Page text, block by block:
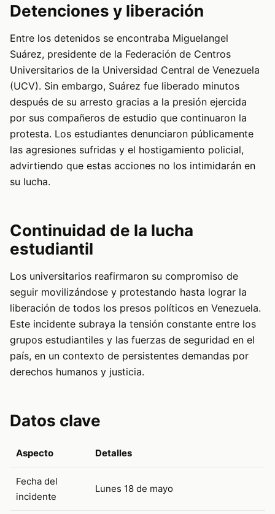
Detenciones y liberación
Entre los detenidos se encontraba Miguelangel
Suárez, presidente de la Federación de Centros
Universitarios de la Universidad Central de Venezuela
(UCV). Sin embargo, Suárez fue liberado minutos
después de su arresto gracias a la presión ejercida
por sus compañeros de estudio que continuaron la
protesta. Los estudiantes denunciaron públicamente
las agresiones sufridas y el hostigamiento policial,
advirtiendo que estas acciones no los intimidarán en
su lucha.
Continuidad de la lucha
estudiantil
Los universitarios reafirmaron su compromiso de
seguir movilizándose y protestando hasta lograr la
liberación de todos los presos políticos en Venezuela.
Este incidente subraya la tensión constante entre los
grupos estudiantiles y las fuerzas de seguridad en el
país, en un contexto de persistentes demandas por
derechos humanos y justicia.
Datos clave
Aspecto Detalles
Fecha del
incidente
Lunes 18 de mayo